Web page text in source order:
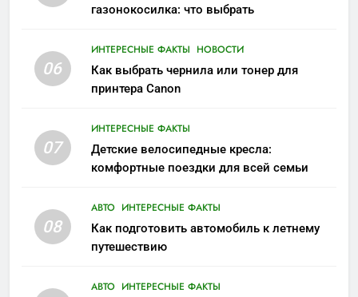
газонокосилка: что выбрать
06
ИНТЕРЕСНЫЕ ФАКТЫ НОВОСТИ
Как выбрать чернила или тонер для
принтера Canon
07
ИНТЕРЕСНЫЕ ФАКТЫ
Детские велосипедные кресла:
комфортные поездки для всей семьи
08
АВТО ИНТЕРЕСНЫЕ ФАКТЫ
Как подготовить автомобиль к летнему
путешествию
АВТО ИНТЕРЕСНЫЕ ФАКТЫ